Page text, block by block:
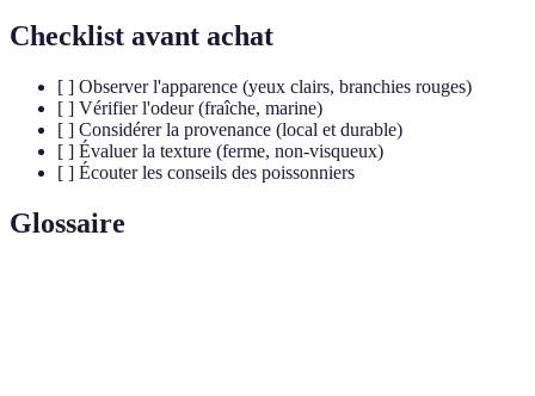
Checklist avant achat
[ ] Observer l'apparence (yeux clairs, branchies rouges)
[ ] Vérifier l'odeur (fraîche, marine)
[ ] Considérer la provenance (local et durable)
[ ] Évaluer la texture (ferme, non-visqueux)
[ ] Écouter les conseils des poissonniers
Glossaire